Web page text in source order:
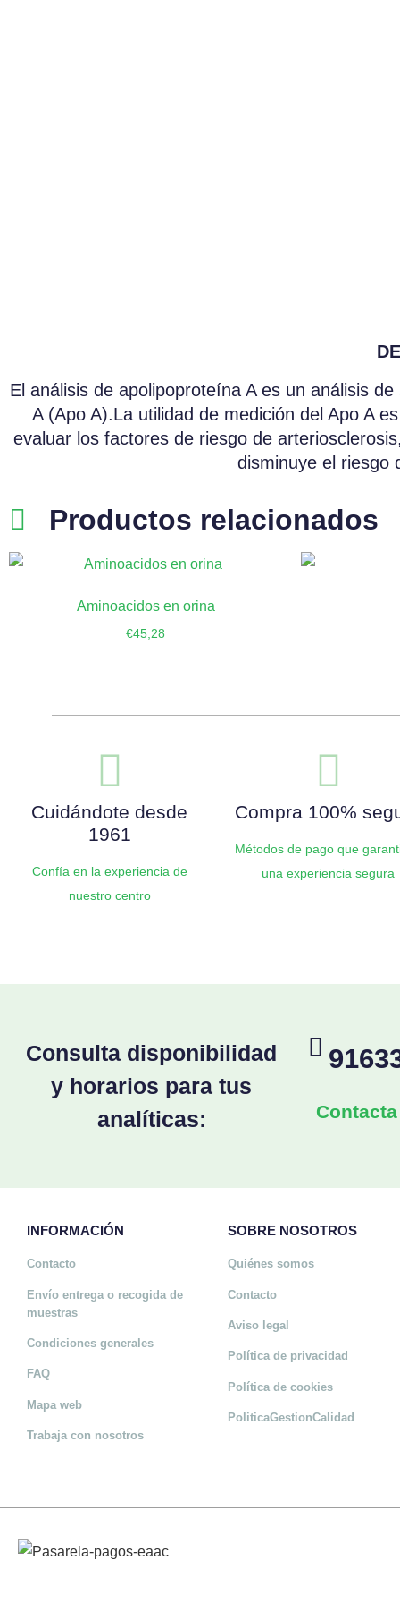
El análisis de apolipoproteína A es un análisis
A (Apo A).La utilidad de medición del Apo A
evaluar los factores de riesgo de
disminuye el riesgo
Productos relacionados
Aminoacidos en orina
€45,28
Cuidándote desde
1961
Confía en la experiencia de
nuestro centro
Compra 100%
Métodos de pago que
una experiencia segura
Consulta disponibilidad
y horarios para tus
analíticas:
INFORMACIÓN
Contacto
Envío entrega o recogida de
muestras
Condiciones generales
FAQ
Mapa web
Trabaja con nosotros
SOBRE NOSOTROS
Quiénes somos
Contacto
Aviso legal
Política de privacidad
Política de cookies
PoliticaGestionCalidad